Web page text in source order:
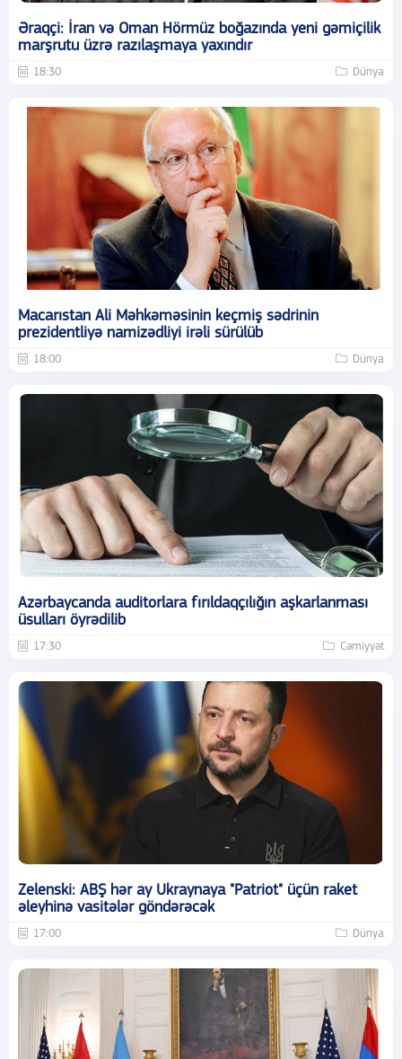
Əraqçi: İran və Oman Hörmüz boğazında yeni gəmiçilik
marşrutu üzrə razılaşmaya yaxındır
18:30 Dünya
Macarıstan Ali Məhkəməsinin keçmiş sədrinin
prezidentliyə namizədliyi irəli sürülüb
18:00 Dünya
Azərbaycanda auditorlara fırıldaqçılığın aşkarlanması
üsulları öyrədilib
17:30 Cəmiyyət
Zelenski: ABŞ hər ay Ukraynaya "Patriot" üçün raket
əleyhinə vasitələr göndərəcək
17:00 Dünya